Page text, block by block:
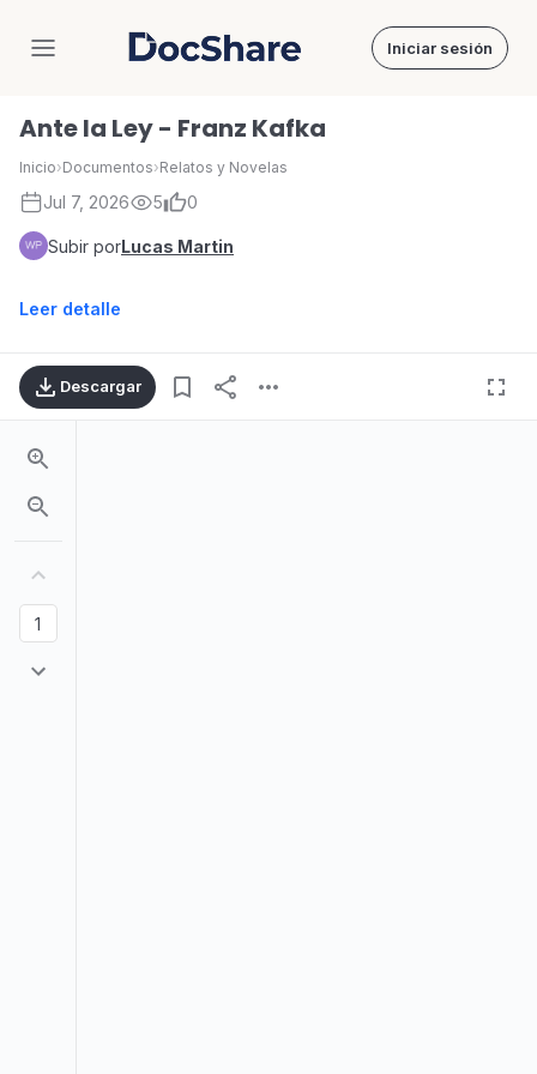
DocShare Iniciar sesión
Ante la Ley - Franz Kafka
Inicio›Documentos›Relatos y Novelas
Jul 7, 2026 5 0
Subir porLucas Martin
Leer detalle
Descargar